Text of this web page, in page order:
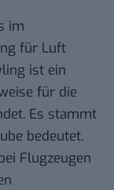
im
für Luft
ist ein
für die
Es stammt
bedeutet.
Flugzeugen